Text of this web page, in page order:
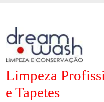
Limpeza
e Tapetes